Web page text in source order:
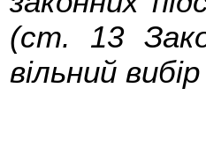
(ст. 13
вільний